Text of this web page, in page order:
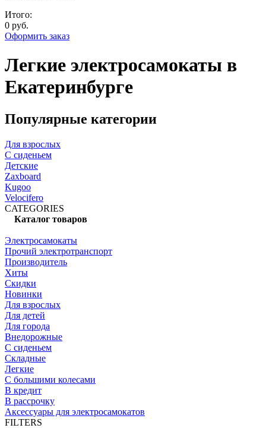
Итого:
0 руб.
Оформить заказ
Легкие электросамокаты в
Екатеринбурге
Популярные категории
Для взрослых
С сиденьем
Детские
Zaxboard
Kugoo
Velocifero
CATEGORIES
Каталог товаров
Электросамокаты
Прочий электротранспорт
Производитель
Хиты
Скидки
Новинки
Для взрослых
Для детей
Для города
Внедорожные
С сиденьем
Складные
Легкие
С большими колесами
В кредит
В рассрочку
Аксессуары для электросамокатов
FILTERS